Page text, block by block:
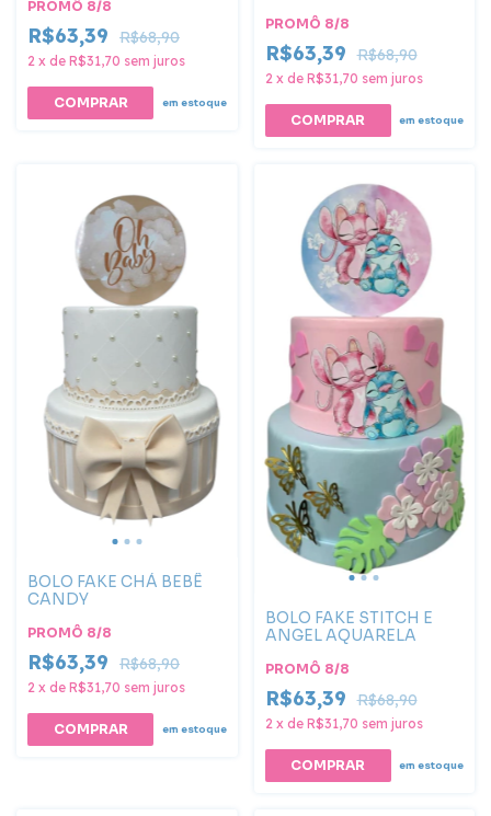
PROMÔ 8/8
R$63,39 R$68,90
2 x de R$31,70 sem juros
COMPRAR em estoque
PROMÔ 8/8
R$63,39 R$68,90
2 x de R$31,70 sem juros
em estoque
BOLO FAKE CHÁ BEBÊ
CANDY
PROMÔ 8/8
R$63,39 R$68,90
2 x de R$31,70 sem juros
em estoque
BOLO FAKE STITCH E
ANGEL AQUARELA
PROMÔ 8/8
R$63,39 R$68,90
2 x de R$31,70 sem juros
em estoque